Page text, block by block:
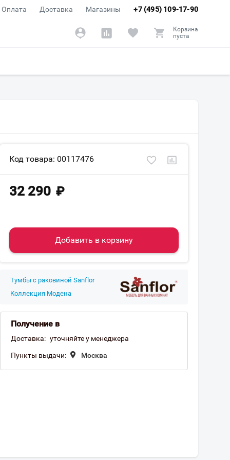
+7 (495) 109-17-90
Оплата Доставка Магазины
Корзина
пуста
Код товара: 00117476
32 290 ₽
Добавить в корзину
Тумбы с раковиной Sanflor
Коллекция Модена
Получение в
Доставка: уточняйте у менеджера
Пункты выдачи: Москва